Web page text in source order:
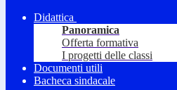
Didattica
Panoramica
Offerta formativa
I progetti delle classi
Documenti utili
Bacheca sindacale